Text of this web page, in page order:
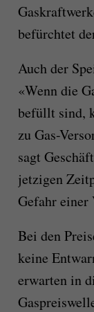
befürchtet
Auch der
«Wenn die
befüllt sind,
zu Gas-
sagt
jetzigen
Gefahr einer
Bei den
keine
erwarten in